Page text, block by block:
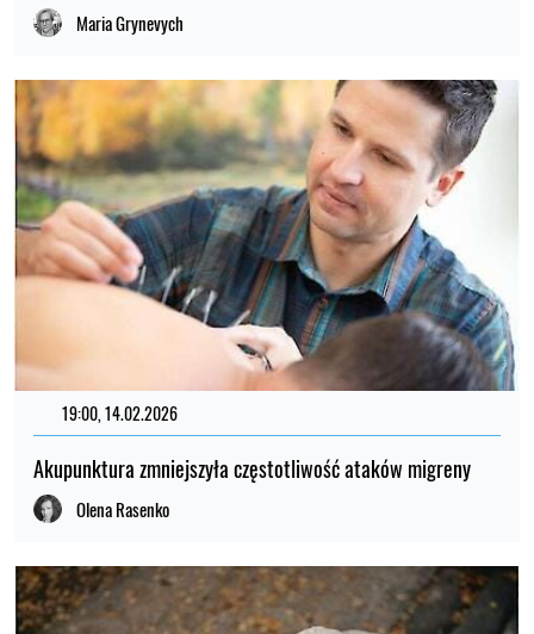
Maria Grynevych
19:00, 14.02.2026
Akupunktura zmniejszyła częstotliwość ataków migreny
Olena Rasenko